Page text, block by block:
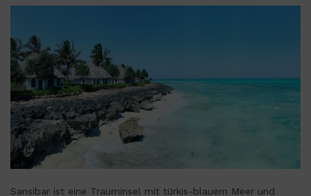
Sansibar ist eine Trauminsel mit türkis-blauem Meer und